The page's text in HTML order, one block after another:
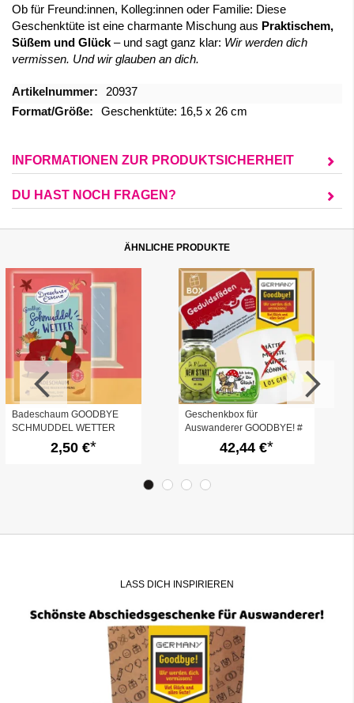
Ob für Freund:innen, Kolleg:innen oder Familie: Diese
Geschenktüte ist eine charmante Mischung aus Praktischem,
Süßem und Glück – und sagt ganz klar: Wir werden dich
vermissen. Und wir glauben an dich.
Mehr
Informationen
20937
Geschenktüte: 16,5 x 26 cm
INFORMATIONEN ZUR PRODUKTSICHERHEIT
DU HAST NOCH FRAGEN?
ÄHNLICHE PRODUKTE
Badeschaum GOODBYE
SCHMUDDEL WETTER
2,50 €
Geschenkbox für
Auswanderer GOODBYE! #
42,44 €
LASS DICH INSPIRIEREN